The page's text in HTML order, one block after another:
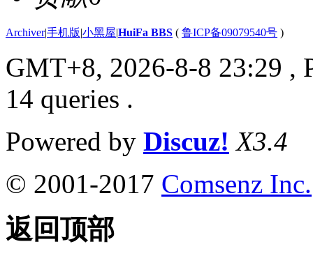
Archiver|手机版|小黑屋|HuiFa BBS ( 鲁ICP备09079540号 )
GMT+8, 2026-8-8 23:29 ,
14 queries .
Powered by Discuz! X3.4
© 2001-2017 Comsenz Inc.
返回顶部